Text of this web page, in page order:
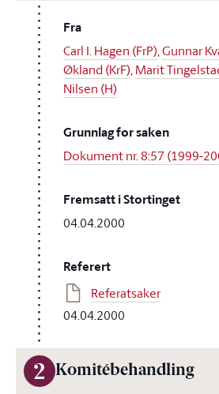
Fra
Carl I. Hagen (FrP),Gunnar
Økland (KrF),Marit
Nilsen (H)
Grunnlag for saken
Dokument nr. 8:57 (1999-
Fremsatt i Stortinget
04.04.2000
Referert
Referatsaker
04.04.2000
2 Komitébehandling